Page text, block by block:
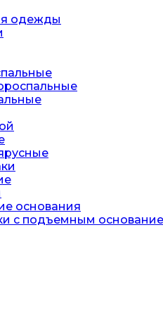
одежды
основания
с подъемным